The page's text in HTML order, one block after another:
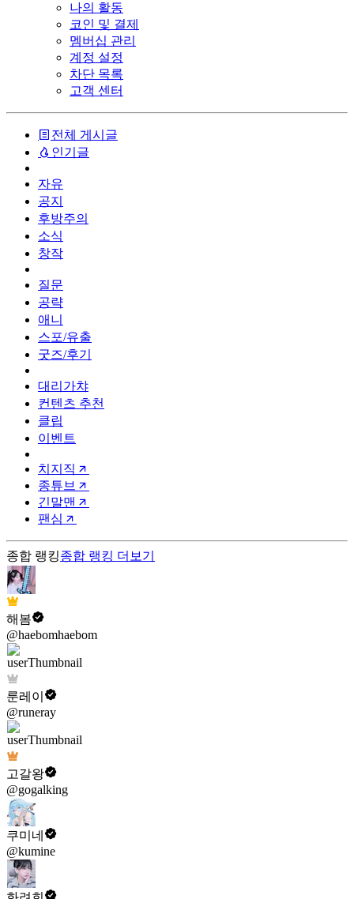
나의 활동
코인 및 결제
멤버십 관리
계정 설정
차단 목록
고객 센터
전체 게시글
인기글
자유
공지
후방주의
소식
창작
질문
공략
애니
스포/유출
굿즈/후기
대리가챠
컨텐츠 추천
클립
이벤트
치지직
종튜브
긴말맨
팬심
종합 랭킹종합 랭킹 더보기
해봄
@haebomhaebom
룬레이
@runeray
고갈왕
@gogalking
쿠미네
@kumine